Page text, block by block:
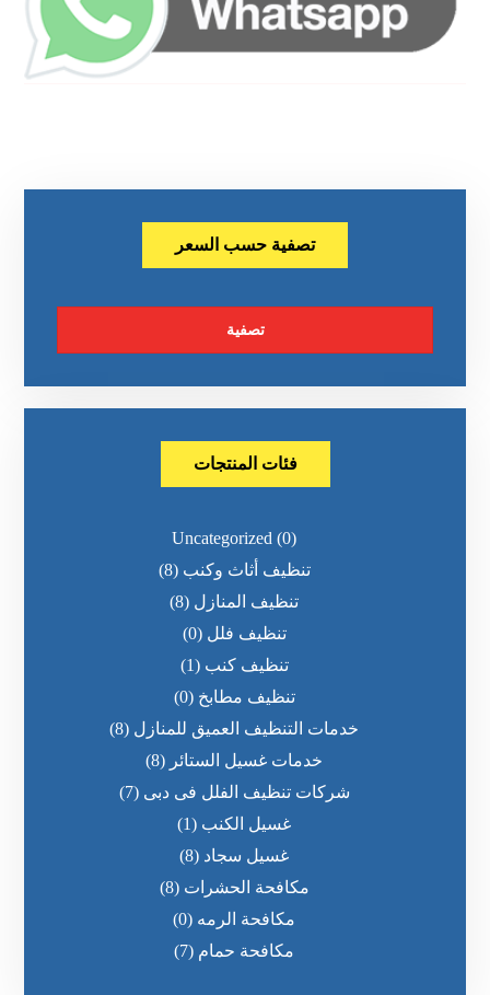
تصفية حسب السعر
تصفية
فئات المنتجات
Uncategorized (0)
تنظيف أثاث وكنب (8)
تنظيف المنازل (8)
تنظيف فلل (0)
تنظيف كنب (1)
تنظيف مطابخ (0)
خدمات التنظيف العميق للمنازل (8)
خدمات غسيل الستائر (8)
شركات تنظيف الفلل فى دبى (7)
غسيل الكنب (1)
غسيل سجاد (8)
مكافحة الحشرات (8)
مكافحة الرمه (0)
مكافحة حمام (7)